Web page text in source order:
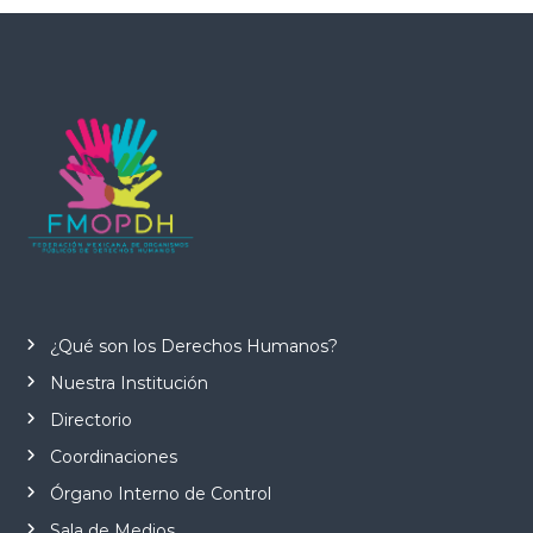
¿Qué son los Derechos Humanos?
Nuestra Institución
Directorio
Coordinaciones
Órgano Interno de Control